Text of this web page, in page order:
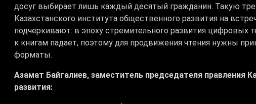
досуг выбирает лишь каждый десятый гражданин. Такую
Казахстанского института общественного развития на
подчеркивают: в эпоху стремительного развития цифровых
к книгам падает, поэтому для продвижения чтения нужны
форматы.
Азамат Байгалиев, заместитель председателя правления
развития: